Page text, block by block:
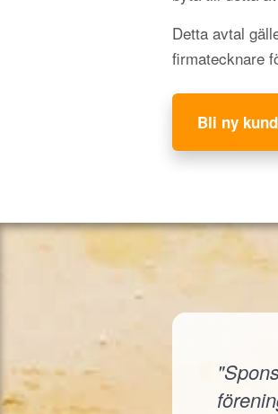
Detta avtal
firmatecknare
Bli ny kund